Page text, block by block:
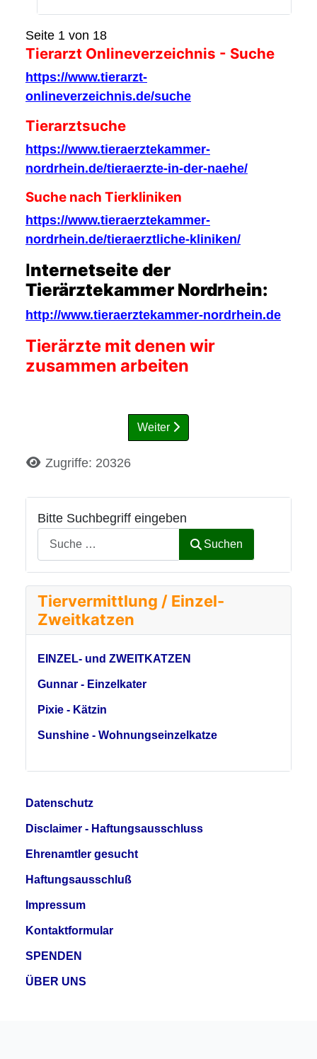
Bitte Suchbegriff eingeben
Suchen
Tiervermittlung / Einzel-
Zweitkatzen
EINZEL- und ZWEITKATZEN
Gunnar - Einzelkater
Pixie - Kätzin
Sunshine - Wohnungseinzelkatze
Seite 1 von 18
Tierarzt Onlineverzeichnis - Suche
https://www.tierarzt-
onlineverzeichnis.de/suche
Tierarztsuche
https://www.tieraerztekammer-
nordrhein.de/tieraerzte-in-der-naehe/
Suche nach Tierkliniken
https://www.tieraerztekammer-
nordrhein.de/tieraerztliche-kliniken/
Internetseite der
Tierärztekammer Nordrhein:
http://www.tieraerztekammer-nordrhein.de
Tierärzte mit denen wir
zusammen arbeiten
Weiter
DetailsZugriffe: 20326
Datenschutz
Disclaimer - Haftungsausschluss
Ehrenamtler gesucht
Haftungsausschluß
Impressum
Kontaktformular
SPENDEN
ÜBER UNS